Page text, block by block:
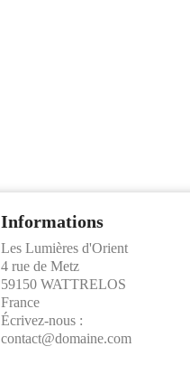
Informations
Les Lumières d'Orient
4 rue de Metz
59150 WATTRELOS
France
Écrivez-nous :
contact@domaine.com